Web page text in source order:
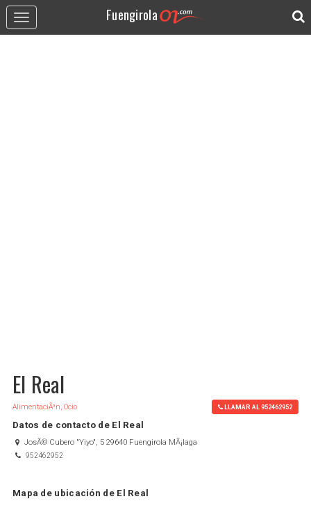
Toggle
navigation
Fuengirola
El Real
AlimentaciÃ³n, Ocio LLAMAR AL 952462952
Datos de contacto de El Real
JosÃ© Cubero "Yiyo", 5 29640 Fuengirola MÃ¡laga
952462952
Mapa de ubicación de El Real